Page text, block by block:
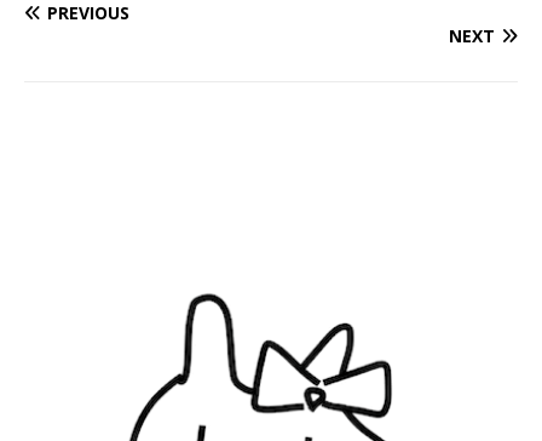
PREVIOUS
NEXT